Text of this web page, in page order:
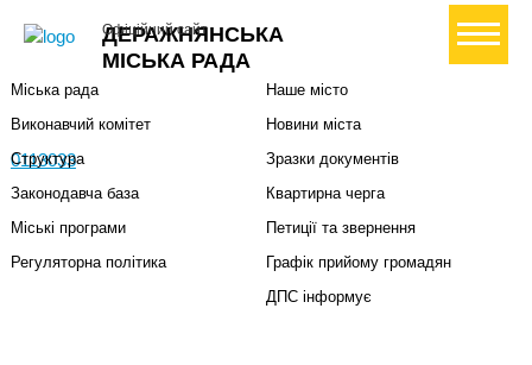
ДЕРАЖНЯНСЬКА
МІСЬКА РАДА
Офіційний сайт+ Створити петицію
0113033
Міський голова
Міська рада
Виконавчий комітет
Структура
Законодавча база
Міські програми
Регуляторна політика
Наше місто
Новини міста
Зразки документів
Квартирна черга
Петиції та звернення
Графік прийому громадян
ДПС інформує